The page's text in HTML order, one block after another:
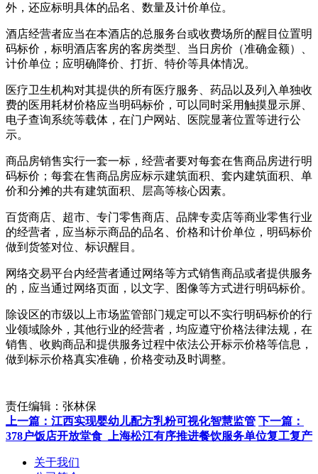
外，还应标明具体的品名、数量及计价单位。
酒店经营者应当在本酒店的总服务台或收费场所的醒目位置明
码标价，标明酒店客房的客房类型、当日房价（准确金额）、
计价单位；应明确降价、打折、特价等具体情况。
医疗卫生机构对其提供的所有医疗服务、药品以及列入单独收
费的医用耗材价格应当明码标价，可以同时采用触摸显示屏、
电子查询系统等载体，在门户网站、医院显著位置等进行公
示。
商品房销售实行一套一标，经营者要对每套在售商品房进行明
码标价；每套在售商品房应标示建筑面积、套内建筑面积、单
价和分摊的共有建筑面积、层高等核心因素。
百货商店、超市、专门零售商店、品牌专卖店等商业零售行业
的经营者，应当标示商品的品名、价格和计价单位，明码标价
做到货签对位、标识醒目。
网络交易平台内经营者通过网络等方式销售商品或者提供服务
的，应当通过网络页面，以文字、图像等方式进行明码标价。
除设区的市级以上市场监管部门规定可以不实行明码标价的行
业领域除外，其他行业的经营者，均应遵守价格法律法规，在
销售、收购商品和提供服务过程中依法公开标示价格等信息，
做到标示价格真实准确，价格变动及时调整。
责任编辑：张林保
上一篇：江西实现婴幼儿配方乳粉可视化智慧监管 下一篇：
378户饭店开放堂食 上海松江有序推进餐饮服务单位复工复产
关于我们